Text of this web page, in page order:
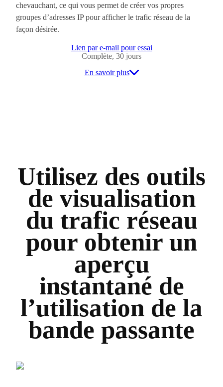
chevauchant, ce qui vous permet de créer vos propres
groupes d’adresses IP pour afficher le trafic réseau de la
façon désirée.
Lien par e-mail pour essai
Complète, 30 jours
En savoir plus
Utilisez des outils
de visualisation
du trafic réseau
pour obtenir un
aperçu
instantané de
l’utilisation de la
bande passante